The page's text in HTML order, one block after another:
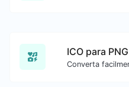
ICO para PNG